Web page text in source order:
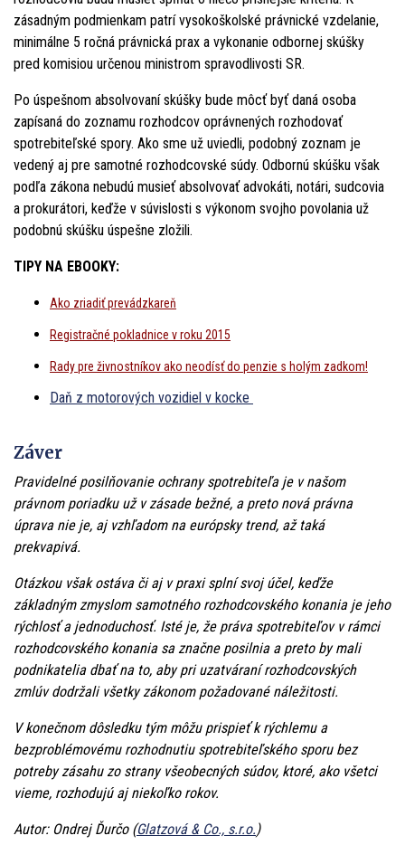
zásadným podmienkam patrí vysokoškolské právnické vzdelanie,
minimálne 5 ročná právnická prax a vykonanie odbornej skúšky
pred komisiou určenou ministrom spravodlivosti SR.
Po úspešnom absolvovaní skúšky bude môcť byť daná osoba
zapísaná do zoznamu rozhodcov oprávnených rozhodovať
spotrebiteľské spory. Ako sme už uviedli, podobný zoznam je
vedený aj pre samotné rozhodcovské súdy. Odbornú skúšku však
podľa zákona nebudú musieť absolvovať advokáti, notári, sudcovia
a prokurátori, keďže v súvislosti s výkonom svojho povolania už
podobnú skúšku úspešne zložili.
TIPY NA EBOOKY:
Ako zriadiť prevádzkareň
Registračné pokladnice v roku 2015
Rady pre živnostníkov ako neodísť do penzie s holým zadkom!
Daň z motorových vozidiel v kocke
Záver
Pravidelné posilňovanie ochrany spotrebiteľa je v našom
právnom poriadku už v zásade bežné, a preto nová právna
úprava nie je, aj vzhľadom na európsky trend, až taká
prekvapivá.
Otázkou však ostáva či aj v praxi splní svoj účel, keďže
základným zmyslom samotného rozhodcovského konania je jeho
rýchlosť a jednoduchosť. Isté je, že práva spotrebiteľov v rámci
rozhodcovského konania sa značne posilnia a preto by mali
podnikatelia dbať na to, aby pri uzatváraní rozhodcovských
zmlúv dodržali všetky zákonom požadované náležitosti.
V konečnom dôsledku tým môžu prispieť k rýchlemu a
bezproblémovému rozhodnutiu spotrebiteľského sporu bez
potreby zásahu zo strany všeobecných súdov, ktoré, ako všetci
vieme, rozhodujú aj niekoľko rokov.
Autor: Ondrej Ďurčo (Glatzová & Co., s.r.o.)